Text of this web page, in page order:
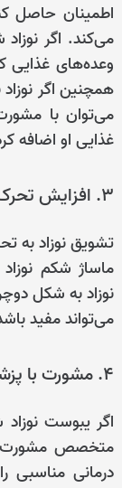
اطمینان حاصل
می‌کند. اگر
وعده‌های
همچنین اگر
می‌توان با
غذایی او اضافه
۳. افزایش تحرک
تشویق نوزاد به
ماساژ شکم
نوزاد به شکل
می‌تواند مفید
۴. مشورت با پزشک
اگر یبوست
متخصص مشورت
درمانی مناسبی